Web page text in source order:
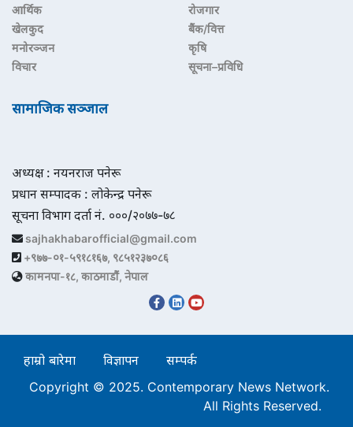
आर्थिक
खेलकुद
मनोरञ्जन
विचार
रोजगार
बैंक/वित्त
कृषि
सूचना–प्रविधि
सामाजिक सञ्जाल
अध्यक्ष : नयनराज पनेरू
प्रधान सम्पादक : लोकेन्द्र पनेरू
सूचना विभाग दर्ता नं. ०००/२०७७-७८
sajhakhabarofficial@gmail.com
+९७७-०१-५९१८१६७, ९८५१२३७०८६
कामनपा-१८, काठमाडौं, नेपाल
हाम्रो बारेमा विज्ञापन
सम्पर्क
Copyright © 2025. Contemporary News Network.
All Rights Reserved.